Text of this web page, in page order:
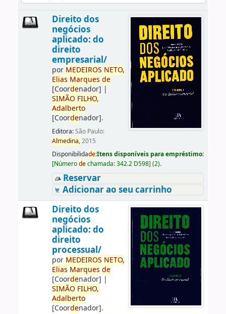
Direito dos
negócios
aplicado: do
direito
empresarial/
por MEDEIROS NETO,
Elias Marques de
[Coordenador] |
SIMÃO FILHO,
Adalberto
[Coordenador].
Editora:São Paulo:
Almedina,2015
Disponibilidade:Itens disponíveis para empréstimo:
[Númerodechamada:342.2 D598] (2).
Reservar
Adicionar ao seu carrinho
Direito dos
negócios
aplicado: do
direito
processual/
por MEDEIROS NETO,
Elias Marques de
[Coordenador] |
SIMÃO FILHO,
Adalberto
[Coordenador].